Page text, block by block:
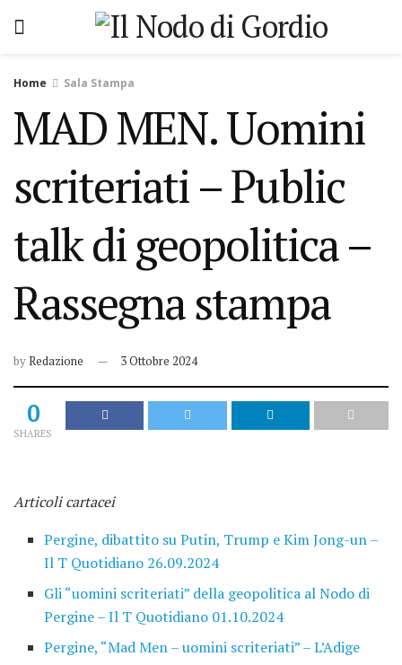
Home Sala Stampa
MAD MEN. Uomini
scriteriati – Public
talk di geopolitica –
Rassegna stampa
byRedazione 3 Ottobre 2024
0
SHARES
Articoli cartacei
Pergine, dibattito su Putin, Trump e Kim Jong-un –
Il T Quotidiano 26.09.2024
Gli “uomini scriteriati” della geopolitica al Nodo di
Pergine – Il T Quotidiano 01.10.2024
Pergine, “Mad Men – uomini scriteriati” – L’Adige